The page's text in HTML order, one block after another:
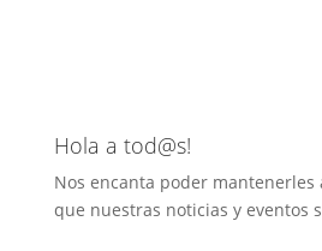
Hola a tod@s!
Nos encanta poder mantenerles
que nuestras noticias y eventos